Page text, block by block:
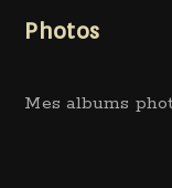
Photos
Mes albums